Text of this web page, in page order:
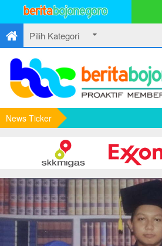
News Ticker